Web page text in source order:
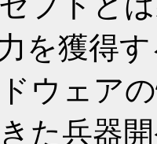
を獲得
ウェア
た兵器